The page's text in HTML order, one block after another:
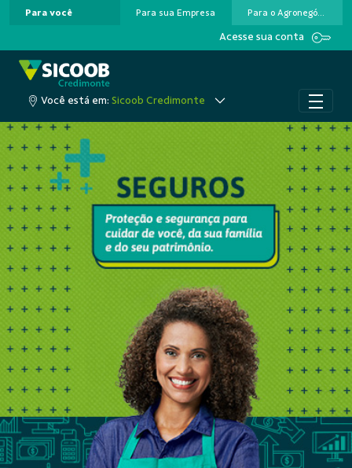
Pular para o Conteúdo principal
Para você Para sua Empresa Para o Agronegócio
Acesse sua conta
Você está em: Sicoob Credimonte